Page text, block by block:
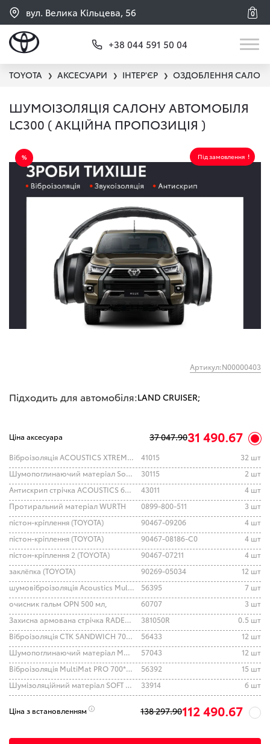
вул. Велика Кільцева, 56 0
+38 044 591 50 04
TOYOTA ❯ АКСЕСУАРИ ❯ ІНТЕР'ЄР ❯ ОЗДОБЛЕННЯ
ШУМОІЗОЛЯЦІЯ САЛОНУ АВТОМОБІЛЯ
LC300 ( АКЦІЙНА ПРОПОЗИЦІЯ )
Під замовлення
Артикул:N00000403
Підходить для автомобіля:LAND CRUISER;
Ціна аксесуара 37 047.9031 490.67
Віброізоляція ACOUSTICS XTREME 700*500*2.0 41015
32 шт
Шумопоглинаючий матеріал SoundWave 15 500*1000
30115
2 шт
Антискрип стрічка ACOUSTICS 6000*20*2мм
43011
4 шт
Протиральний матеріал WURTH
0899-800-511
3 шт
пістон-кріплення (TOYOTA)
90467-09206
4 шт
пістон-кріплення (TOYOTA)
90467-08186-C0
4 шт
пістон-кріплення 2 (TOYOTA)
90467-07211
4 шт
заклёпка (TOYOTA)
90269-05034
12 шт
шумовіброізоляція Acoustics MultiSoft 700*500*6
56395
7 шт
очисник гальм OPN 500 мл,
60707
3 шт
Захисна армована стрічка RADEX SILVER 50мм х 50м
381050R
0.5 шт
Віброізоляція СТК SANDWICH 700*500*5.0
56433
12 шт
Шумопоглинаючий матеріал MULTI WAVE 500*500 15 mm
57043
12 шт
Віброізоляція MultiMat PRO 700*500 5.5 mm
56392
15 шт
Шумізоляційний матеріал SOFT VAR F6 (800*500)
33914 6 шт
Ціна з встановленням 138 297.90112 490.67